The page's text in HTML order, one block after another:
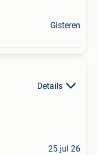
Gisteren
Details
25 jul 26